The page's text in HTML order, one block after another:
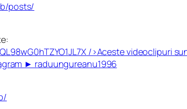
posts/
/>Aceste videoclipuri
► raduungureanu1996